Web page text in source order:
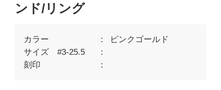
ンド/リング
カラー
ピンクゴールド
サイズ #3-25.5
刻印